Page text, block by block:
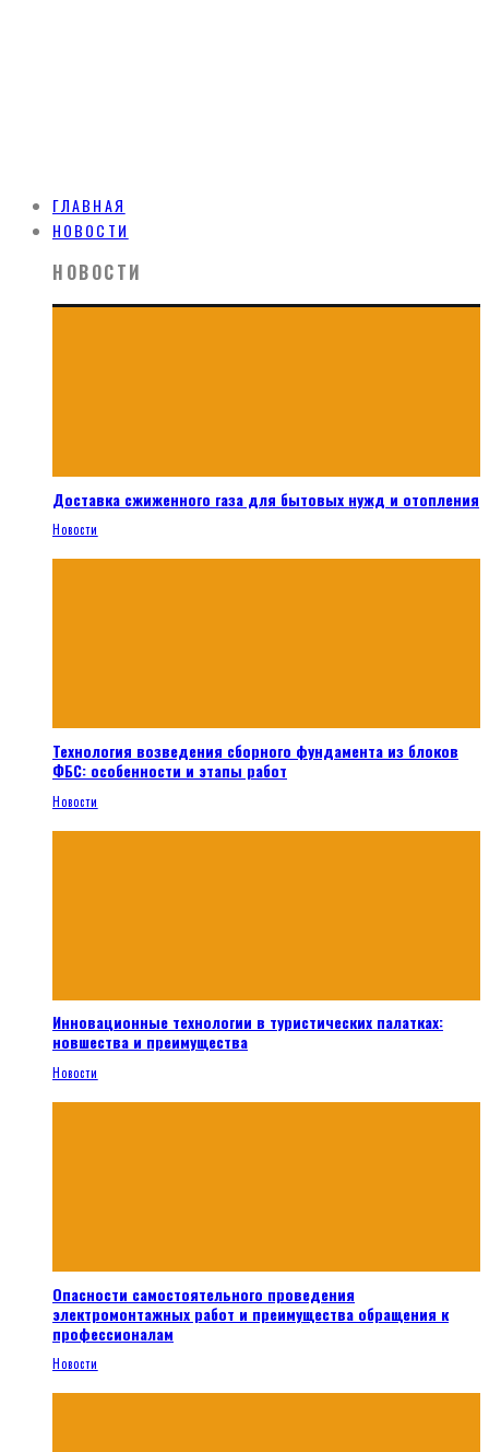
ГЛАВНАЯ
НОВОСТИ
НОВОСТИ
Доставка сжиженного газа для бытовых нужд и отопления
Новости
Технология возведения сборного фундамента из блоков
ФБС: особенности и этапы работ
Новости
Инновационные технологии в туристических палатках:
новшества и преимущества
Новости
Опасности самостоятельного проведения
электромонтажных работ и преимущества обращения к
профессионалам
Новости